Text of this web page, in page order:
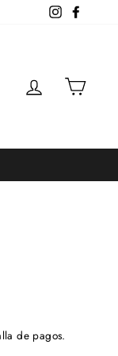
Instagram
INGRESAR
de pagos.